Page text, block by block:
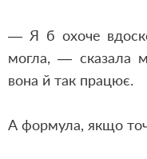
— Я б охоче
могла, — сказала
вона й так працює.
А формула, якщо